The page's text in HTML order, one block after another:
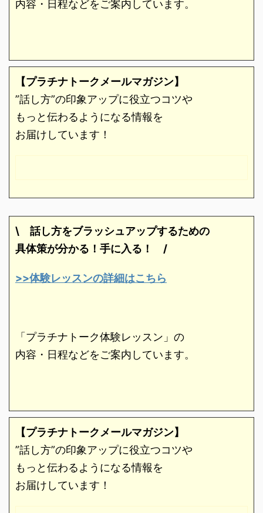
内容・日程などをご案内しています。
【プラチナトークメールマガジン】
”話し方”の印象アップに役立つコツや
もっと伝わるようになる情報を
お届けしています！
\ 話し方をブラッシュアップするための
具体策が分かる！手に入る！ /
>>体験レッスンの詳細はこちら
「プラチナトーク体験レッスン」の
内容・日程などをご案内しています。
【プラチナトークメールマガジン】
”話し方”の印象アップに役立つコツや
もっと伝わるようになる情報を
お届けしています！